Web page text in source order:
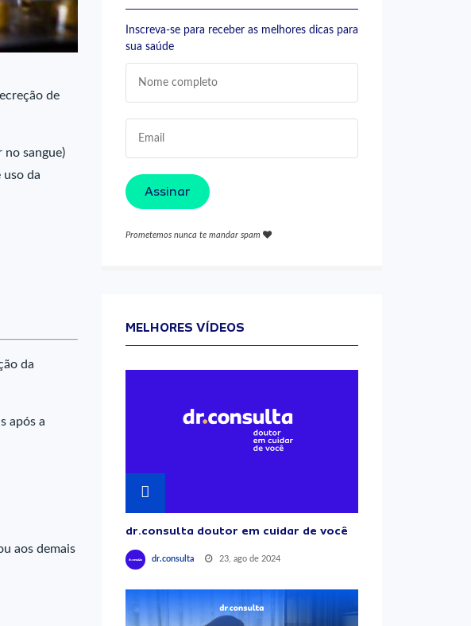
de
no sangue)
da
da
após a
aos demais
Inscreva-se para receber as melhores dicas para
sua saúde
Assinar
Prometemos nunca te mandar spam
MELHORES VÍDEOS
dr.consulta doutor em cuidar de você
dr.consulta 23, ago de 2024